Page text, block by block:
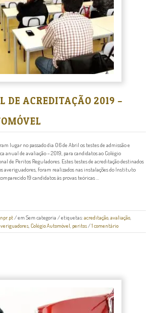
DE ACREDITAÇÃO 2019 –
lugar no passado dia 06 de Abril os testes de admissão e
anual de avaliação – 2019, para candidatos ao Colégio
de Peritos Reguladores. Estes testes de acreditação destinados
averiguadores, foram realizados nas instalações do Instituto
19 candidatos às provas teóricas ...
/ em Sem categoria / etiquetas:acreditação,avaliação,
, Colégio Automóvel, peritos/1 comentário